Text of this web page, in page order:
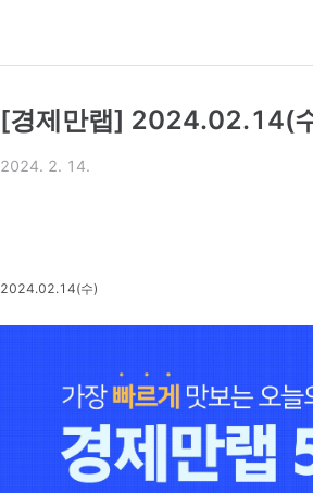
[경제만랩] 2024.02.14(
2024. 2. 14.
2024.02.14(수)